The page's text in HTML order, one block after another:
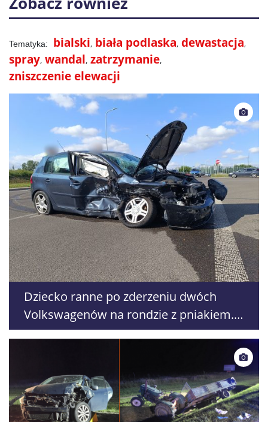
bialski biała podlaska dewastacja
spray wandal zatrzymanie
zniszczenie elewacji
Dziecko ranne po zderzeniu dwóch
Volkswagenów na rondzie z pniakiem.
Droga jest zablokowana